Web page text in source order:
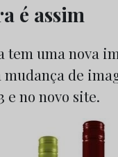
é assim
uma nova
de
e no novo site.